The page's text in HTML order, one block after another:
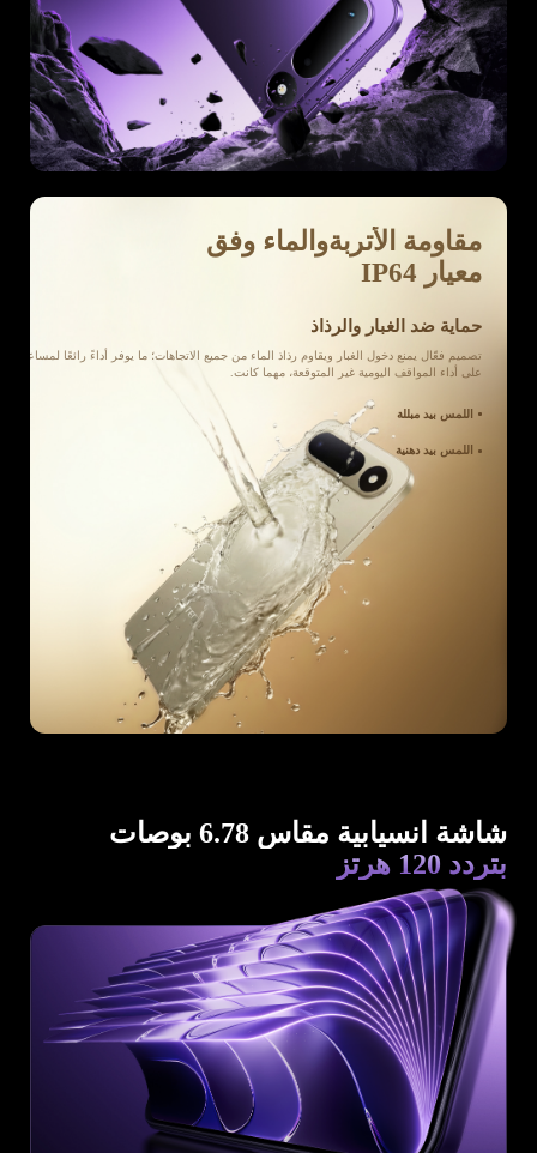
مقاومة الأتربةوالماء وفق
معيار IP64
حماية ضد الغبار والرذاذ
تصميم فعّال يمنع دخول الغبار ويقاوم رذاذ الماء من جميع الاتجاهات؛ ما يوفر أداءً رائعًا لمساعدتك
على أداء المواقف اليومية غير المتوقعة، مهما كانت.
اللمس بيد مبللة
اللمس بيد دهنية
شاشة انسيابية مقاس 6.78 بوصات
بتردد 120 هرتز